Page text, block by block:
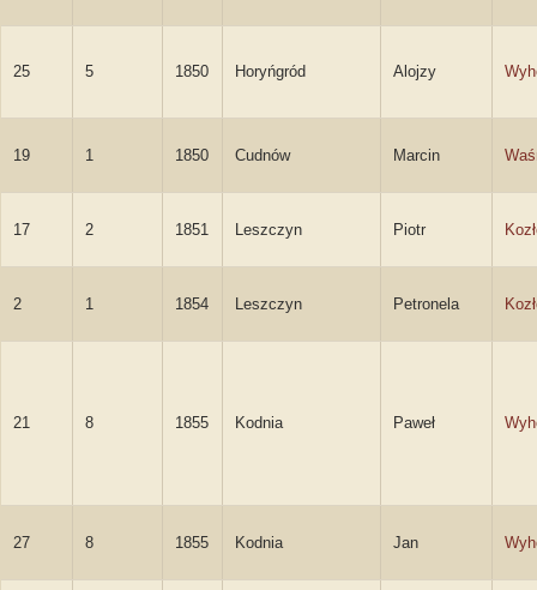
25 5 1850 Horyńgród Alojzy
19 1 1850 Cudnów Marcin
17 2 1851 Leszczyn Piotr
2 1 1854 Leszczyn Petronela
21 8 1855 Kodnia Paweł
27 8 1855 Kodnia Jan